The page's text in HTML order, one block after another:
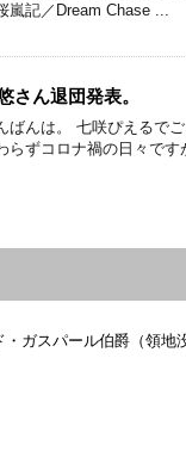
嵐記／Dream Chase ...
さん退団発表。
ばんは。 七咲ぴえるで
らずコロナ禍の日々です
ガスパール伯爵（領地